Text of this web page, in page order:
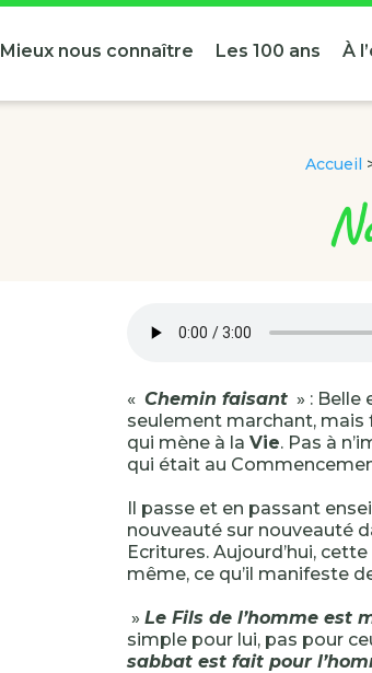
Mieux nous connaître Les 100 ans À
Accueil
« Chemin faisant » : Belle
seulement marchant, mais
qui mène à la Vie. Pas à
qui était au
Il passe et en passant
nouveauté sur nouveauté
Ecritures. Aujourd’hui,
même, ce qu’il manifeste
» Le Fils de l’homme est
simple pour lui, pas pour
sabbat est fait pour